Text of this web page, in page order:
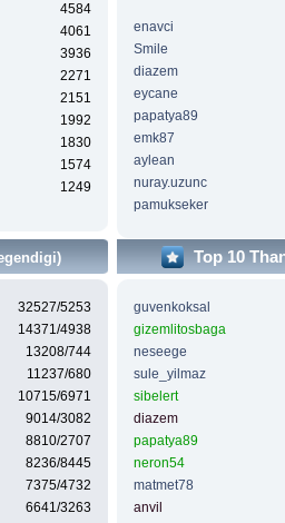
4584
4061
3936
2271
2151
1992
1830
1574
1249
enavci
Smile
diazem
eycane
papatya89
emk87
aylean
nuray.uzunc
pamukseker
32527/5253
14371/4938
13208/744
11237/680
10715/6971
9014/3082
8810/2707
8236/8445
7375/4732
6641/3263
Top 10
guvenkoksal
gizemlitosbaga
neseege
sule_yilmaz
sibelert
diazem
papatya89
neron54
matmet78
anvil